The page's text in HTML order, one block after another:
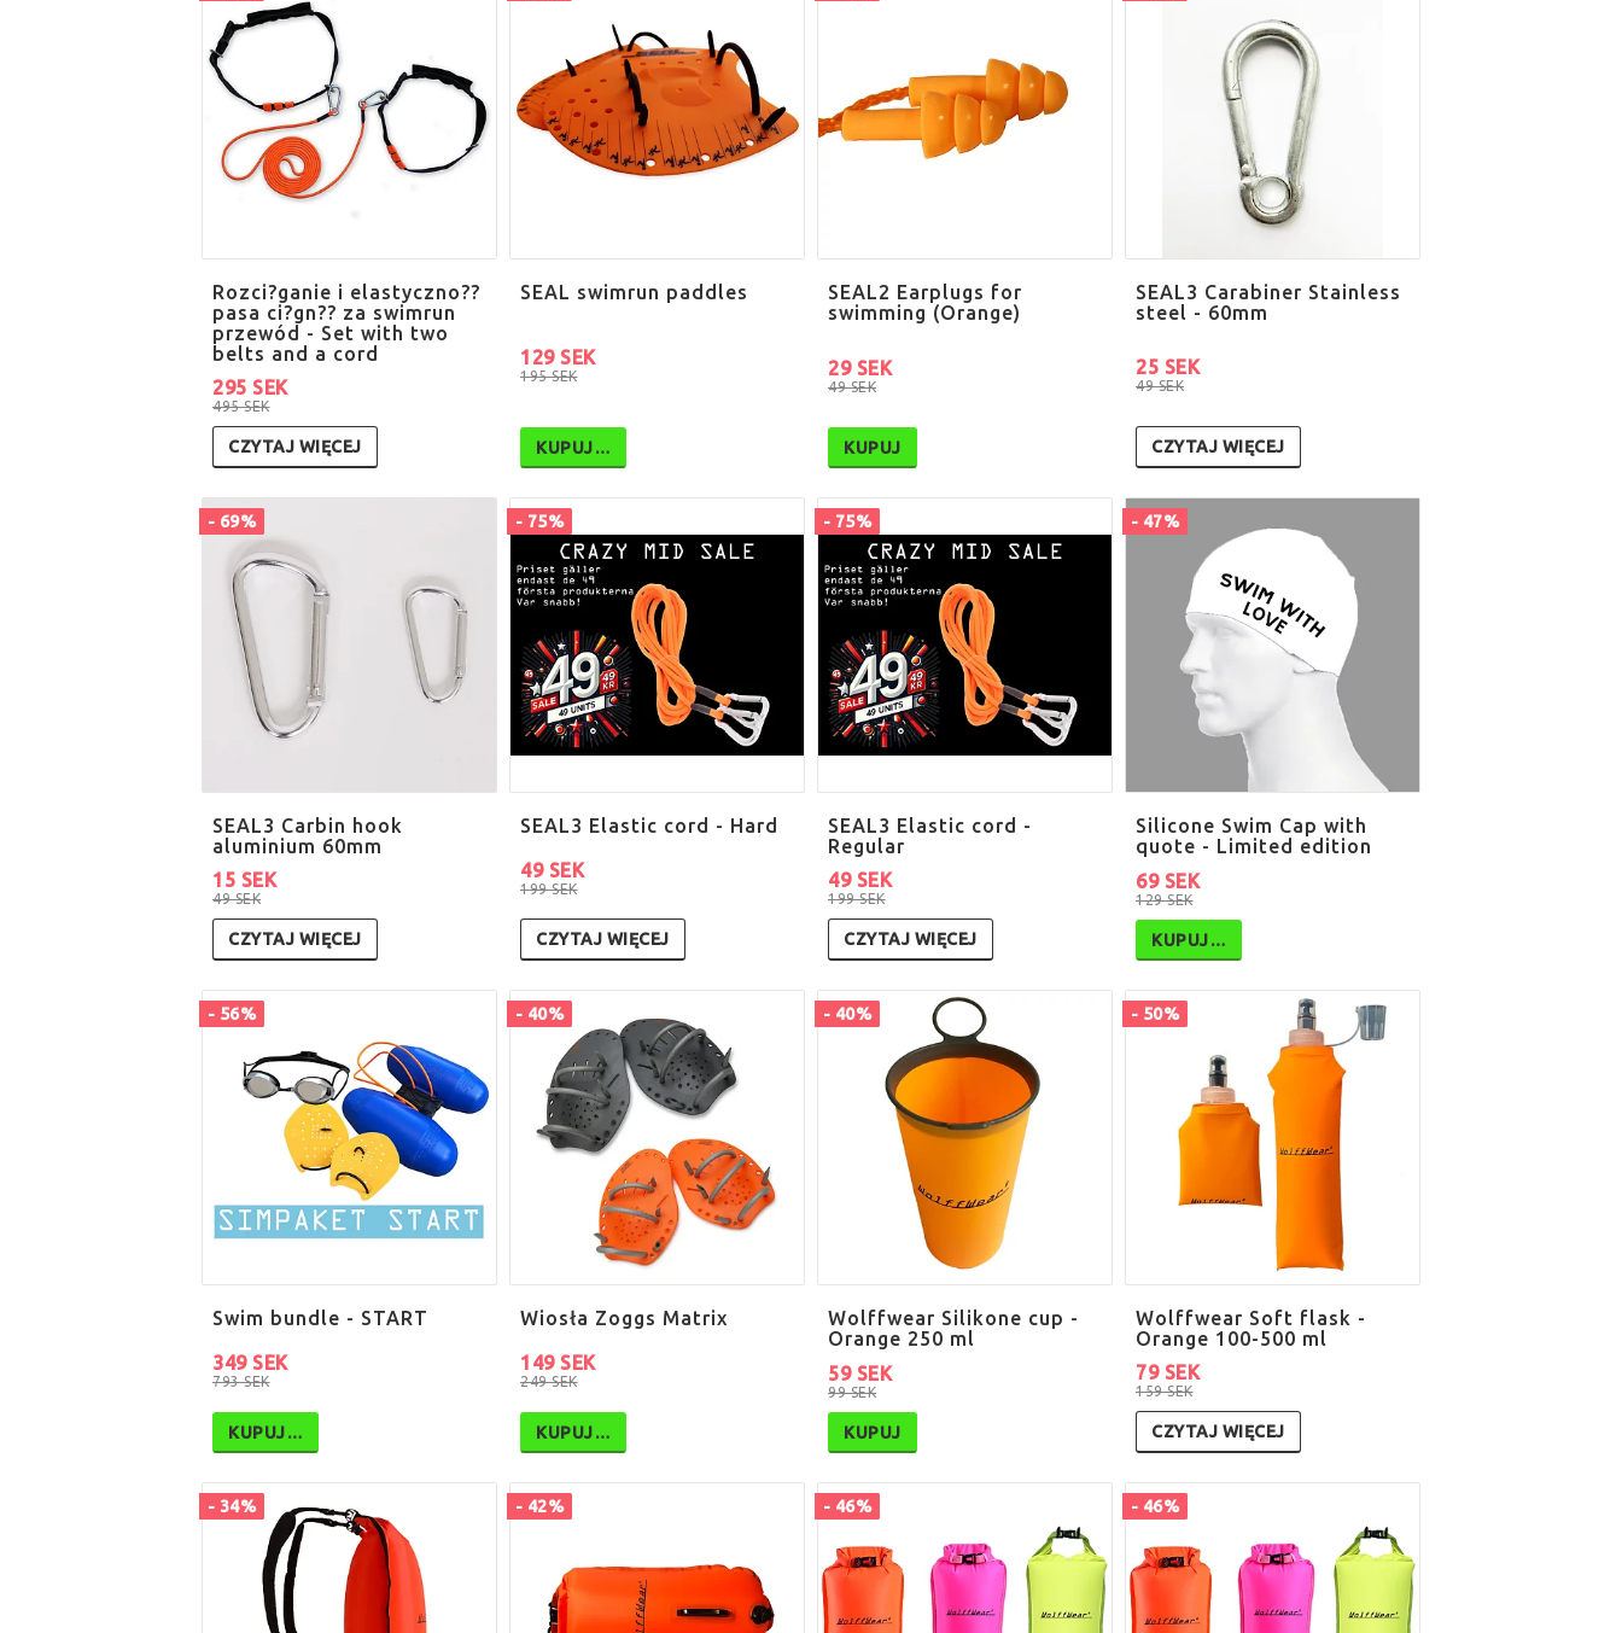
Rozci?ganie i elastyczno??
pasa ci?gn?? za swimrun
przewód - Set with two
belts and a cord
495 SEK
295 SEK
CZYTAJ WIĘCEJ
SEAL swimrun paddles
195 SEK
129 SEK
KUPUJ…
SEAL2 Earplugs for
swimming (Orange)
49 SEK
29 SEK
KUPUJ
SEAL3 Carabiner Stainless
steel - 60mm
49 SEK
25 SEK
CZYTAJ WIĘCEJ
- 69%
SEAL3 Carbin hook
aluminium 60mm
49 SEK
15 SEK
CZYTAJ WIĘCEJ
- 75%
SEAL3 Elastic cord - Hard
199 SEK
49 SEK
CZYTAJ WIĘCEJ
- 75%
SEAL3 Elastic cord -
Regular
199 SEK
49 SEK
CZYTAJ WIĘCEJ
- 47%
Silicone Swim Cap with
quote - Limited edition
129 SEK
69 SEK
KUPUJ…
- 56%
Swim bundle - START
793 SEK
349 SEK
KUPUJ…
- 40%
Wiosła Zoggs Matrix
249 SEK
149 SEK
KUPUJ…
- 40%
Wolffwear Silikone cup -
Orange 250 ml
99 SEK
59 SEK
KUPUJ
- 50%
Wolffwear Soft flask -
Orange 100-500 ml
159 SEK
79 SEK
CZYTAJ WIĘCEJ
- 34% - 42% - 46% - 46%